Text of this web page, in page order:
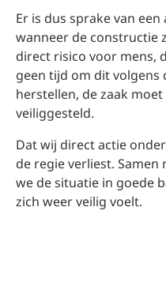
Er is dus sprake van
wanneer de constructie
direct risico voor mens,
geen tijd om dit
herstellen, de zaak
veiliggesteld.
Dat wij direct actie
de regie verliest.
we de situatie in goede
zich weer veilig voelt.